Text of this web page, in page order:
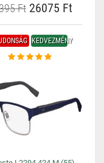
Ft26075 Ft
KEDVEZMÉNY